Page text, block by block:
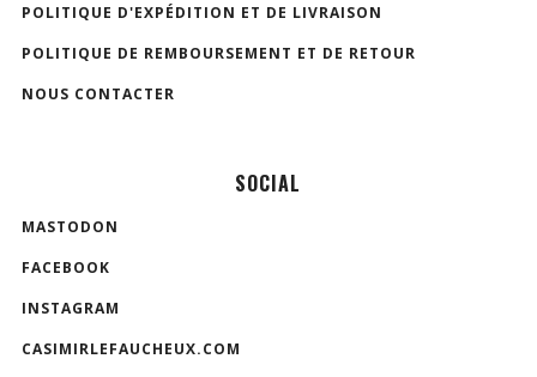
POLITIQUE D'EXPÉDITION ET DE LIVRAISON
POLITIQUE DE REMBOURSEMENT ET DE RETOUR
NOUS CONTACTER
SOCIAL
MASTODON
FACEBOOK
INSTAGRAM
CASIMIRLEFAUCHEUX.COM